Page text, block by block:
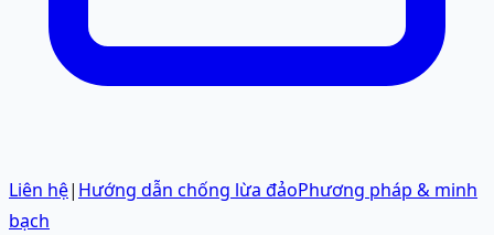
Liên hệ| Hướng dẫn chống lừa đảoPhương pháp & minh
bạch